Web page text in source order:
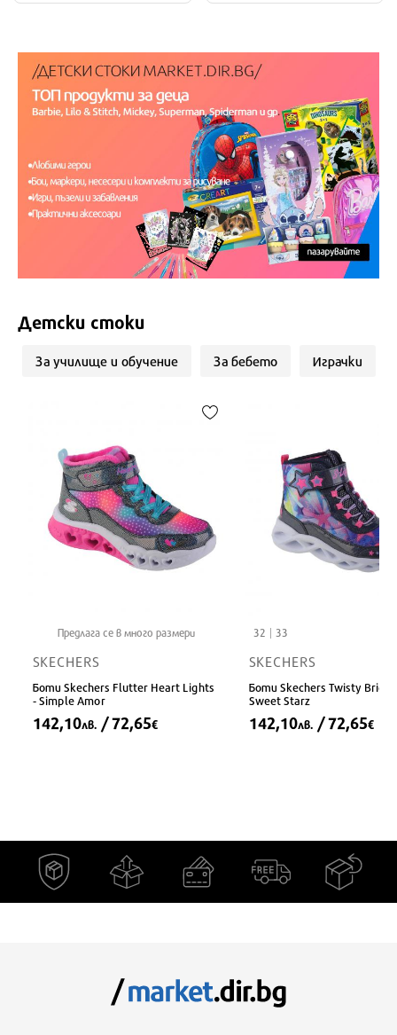
Детски стоки
За училище и обучение За бебето Играчки
Предлага се в много размери
SKECHERS
Боти Skechers Flutter Heart Lights
- Simple Amor
142,10лв. / 72,65€
32 33
SKECHERS
Боти Skechers Twisty
Sweet Starz
142,10лв. / 72,65€